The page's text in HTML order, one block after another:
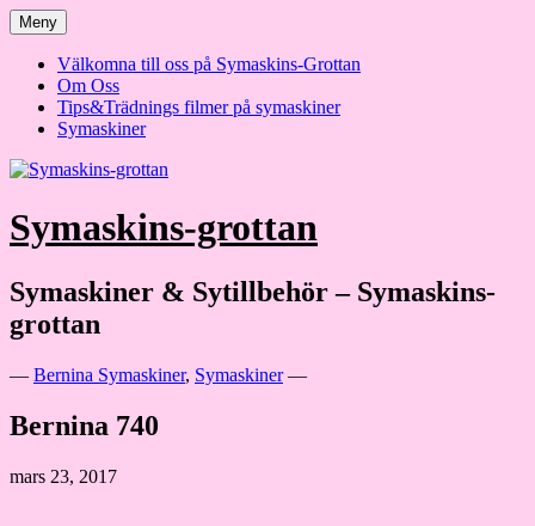
Hoppa
till
innehåll
Meny
Välkomna till oss på Symaskins-Grottan
Om Oss
Tips&Trädnings filmer på symaskiner
Symaskiner
Symaskins-grottan
Symaskiner & Sytillbehör – Symaskins-
grottan
— Bernina Symaskiner, Symaskiner—
Bernina 740
mars 23, 2017